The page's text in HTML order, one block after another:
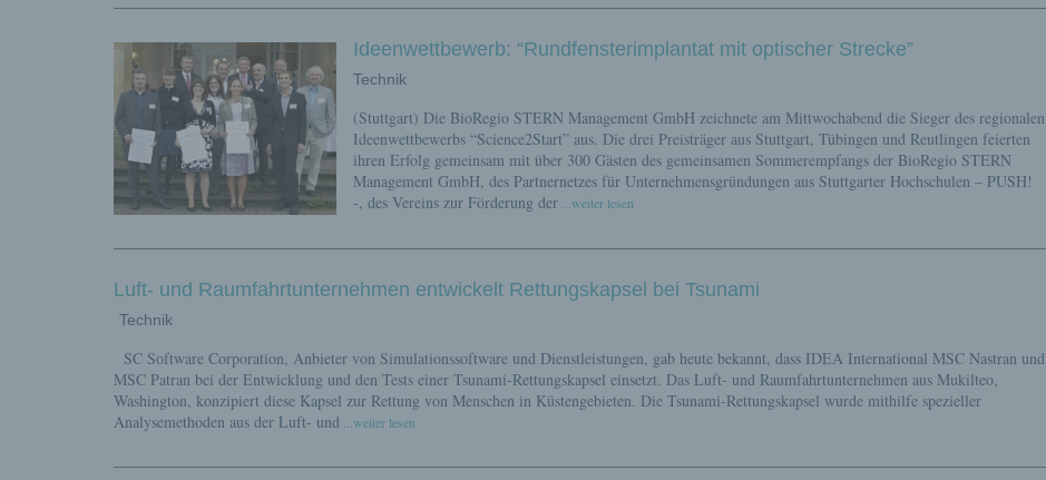
Ideenwettbewerb: “Rundfensterimplantat mit optischer Strecke”
Technik
(Stuttgart) Die BioRegio STERN Management GmbH zeichnete am Mittwochabend die Sieger des regionalen
Ideenwettbewerbs “Science2Start” aus. Die drei Preisträger aus Stuttgart, Tübingen und Reutlingen feierten
ihren Erfolg gemeinsam mit über 300 Gästen des gemeinsamen Sommerempfangs der BioRegio STERN
Management GmbH, des Partnernetzes für Unternehmensgründungen aus Stuttgarter Hochschulen – PUSH!
-, des Vereins zur Förderung der ...weiter lesen
Luft- und Raumfahrtunternehmen entwickelt Rettungskapsel bei Tsunami
Technik
SC Software Corporation, Anbieter von Simulationssoftware und Dienstleistungen, gab heute bekannt, dass IDEA International MSC Nastran und
MSC Patran bei der Entwicklung und den Tests einer Tsunami-Rettungskapsel einsetzt. Das Luft- und Raumfahrtunternehmen aus Mukilteo,
Washington, konzipiert diese Kapsel zur Rettung von Menschen in Küstengebieten. Die Tsunami-Rettungskapsel wurde mithilfe spezieller
Analysemethoden aus der Luft- und ...weiter lesen